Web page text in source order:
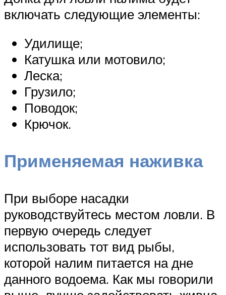
включать следующие элементы:
Удилище;
Катушка или мотовило;
Леска;
Грузило;
Поводок;
Крючок.
Применяемая наживка
При выборе насадки
руководствуйтесь местом ловли. В
первую очередь следует
использовать тот вид рыбы,
которой налим питается на дне
данного водоема. Как мы говорили